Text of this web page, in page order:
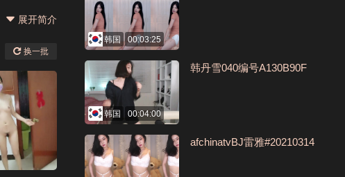
展开简介
换一批
韩国 00:03:25
韩国 00:04:00
韩丹雪040编号A130B90F
afchinatvBJ雷雅#20210314